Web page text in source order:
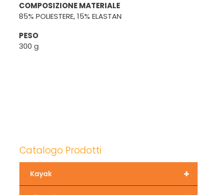
COMPOSIZIONE MATERIALE
85% POLIESTERE, 15% ELASTAN
PESO
300 g
Catalogo Prodotti
+
Kayak